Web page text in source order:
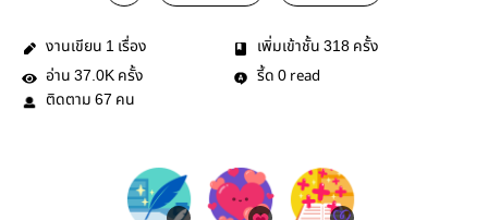
งานเขียน 1 เรื่อง เพิ่มเข้าชั้น 318 ครั้ง
อ่าน 37.0K ครั้ง รี้ด 0 read
ติดตาม 67 คน